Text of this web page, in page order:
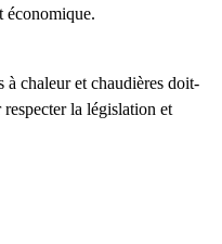
économique.
à chaleur et chaudières doit-
la législation et